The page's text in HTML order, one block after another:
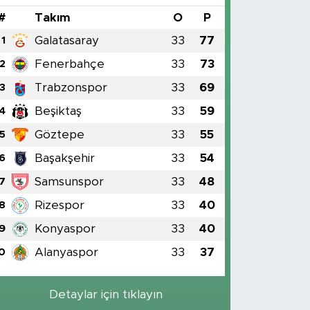
Takım O P
1 Galatasaray 33 77
2 Fenerbahçe 33 73
3 Trabzonspor 33 69
Beşiktaş 33 59
5 Göztepe 33 55
Başakşehir 33 54
Samsunspor 33 48
Rizespor 33 40
Konyaspor 33 40
Alanyaspor 33 37
Detaylar için tıklayın